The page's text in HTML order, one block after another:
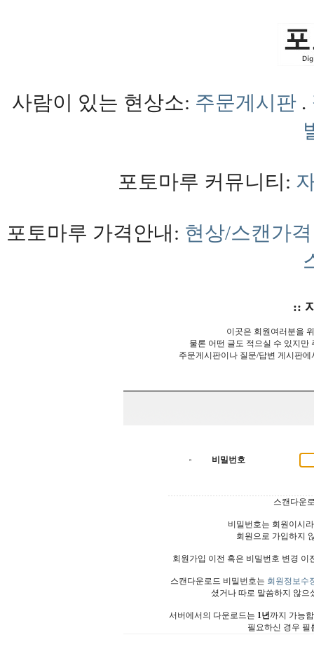
사람이 있는 현상소: 주문게시판 .
포토마루 커뮤니티:
포토마루 가격안내: 현상/스캔가격
::
이곳은 회원여러분을
물론 어떤 글도 적으실 수 있지만
주문게시판이나 질문/답변 게시판
비밀번호
스캔다운
비밀번호는 회원이시
회원으로 가입하지
회원가입 이전 혹은 비밀번호 변경
스캔다운로드 비밀번호는 회원정보수
셨거나 따로 말씀하지 않으
서버에서의 다운로드는 1년까지 가능
필요하신 경우 필